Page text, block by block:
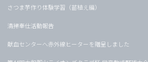
さつま芋作り体験学習（苗植え編）
清掃奉仕活動報告
献血センターへ赤外線ヒーターを贈呈しました